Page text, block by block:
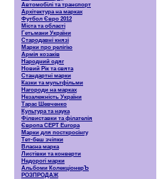
Автомобілі та транспорт
Архітектура на марках
Футбол Євро 2012
Міста та області
Гетьмани України
Стародавні князі
Марки про релігію
Армія козаків
Народний одяг
Новий Рік та свята
Стандартні марки
Казки та мультфільми
Нагороди на марках
Незалежність України
Тарас Шевченко
Культура та наука
Філвиставки та філателія
Європа CEPT Europa
Марки для посткросінгу
Тет-беш зчіпки
Власна марка
Листівки та конверти
Недорогі марки
Альбоми КолекціонерЪ
РОЗПРОДАЖ